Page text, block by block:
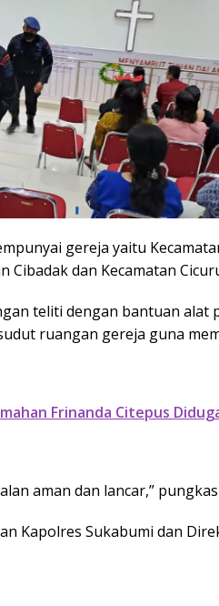
gereja yaitu
Cibadak dan Kecamatan
teliti dengan bantuan alat
ruangan gereja guna
Frinanda Citepus
aman dan lancar,”
Kapolres Sukabumi dan